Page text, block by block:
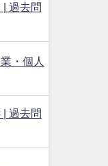
| 過去問
・個人
過去問